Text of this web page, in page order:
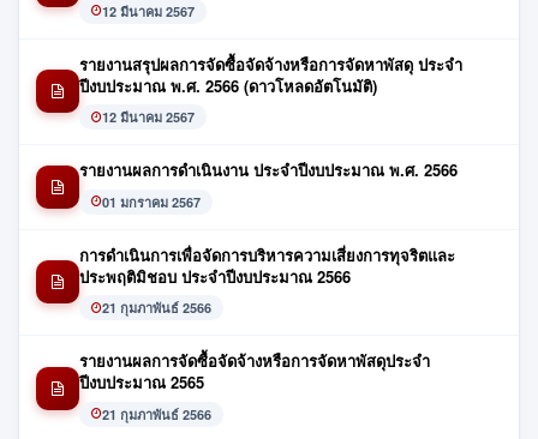
12 มีนาคม 2567
รายงานสรุปผลการจัดซื้อจัดจ้างหรือการจัดหาพัสดุ ประจำ
ปีงบประมาณ พ.ศ. 2566 (ดาวโหลดอัตโนมัติ)
12 มีนาคม 2567
รายงานผลการดำเนินงาน ประจำปีงบประมาณ พ.ศ. 2566
01 มกราคม 2567
การดำเนินการเพื่อจัดการบริหารความเสี่ยงการทุจริตและ
ประพฤติมิชอบ ประจำปีงบประมาณ 2566
21 กุมภาพันธ์ 2566
รายงานผลการจัดซื้อจัดจ้างหรือการจัดหาพัสดุประจำ
ปีงบประมาณ 2565
21 กุมภาพันธ์ 2566